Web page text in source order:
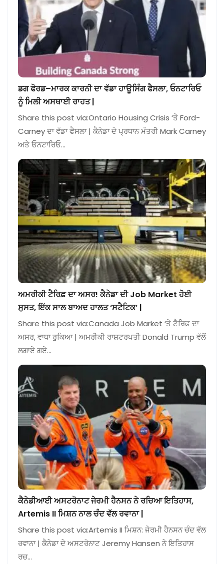
ਡਗ ਫੋਰਡ–ਮਾਰਕ ਕਾਰਨੀ ਦਾ ਵੱਡਾ ਹਾਊਸਿੰਗ ਫੈਸਲਾ, ਓਨਟਾਰਿਓ
ਨੂੰ ਮਿਲੀ ਅਸਥਾਈ ਰਾਹਤ |
Share this post via:Ontario Housing Crisis ‘ਤੇ Ford-
Carney ਦਾ ਵੱਡਾ ਫੈਸਲਾ | ਕੈਨੇਡਾ ਦੇ ਪ੍ਰਧਾਨ ਮੰਤਰੀ Mark Carney
ਅਤੇ ਓਨਟਾਰਿਓ…
ਅਮਰੀਕੀ ਟੈਰਿਫ਼ ਦਾ ਅਸਰ! ਕੈਨੇਡਾ ਦੀ Job Market ਹੋਈ
ਸੁਸਤ, ਇੱਕ ਸਾਲ ਬਾਅਦ ਹਾਲਤ ‘ਸਟੈਟਿਕ’ |
Share this post via:Canada Job Market ‘ਤੇ ਟੈਰਿਫ਼ ਦਾ
ਅਸਰ, ਵਾਧਾ ਰੁਕਿਆ | ਅਮਰੀਕੀ ਰਾਸ਼ਟਰਪਤੀ Donald Trump ਵੱਲੋਂ
ਲਗਾਏ ਗਏ…
ਕੈਨੇਡੀਆਈ ਅਸਟਰੋਨਾਟ ਜੇਰਮੀ ਹੈਨਸਨ ਨੇ ਰਚਿਆ ਇਤਿਹਾਸ,
Artemis II ਮਿਸ਼ਨ ਨਾਲ ਚੰਦ ਵੱਲ ਰਵਾਨਾ |
Share this post via:Artemis II ਮਿਸ਼ਨ: ਜੇਰਮੀ ਹੈਨਸਨ ਚੰਦ ਵੱਲ
ਰਵਾਨਾ | ਕੈਨੇਡਾ ਦੇ ਅਸਟਰੋਨਾਟ Jeremy Hansen ਨੇ ਇਤਿਹਾਸ
ਰਚ…